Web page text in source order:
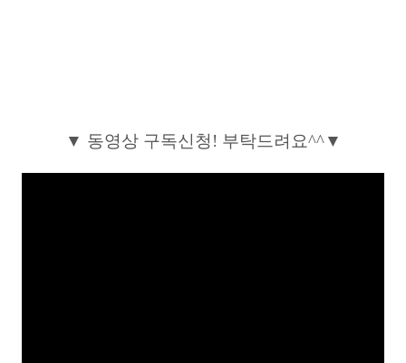
▼ 동영상 구독신청! 부탁드려요^^▼